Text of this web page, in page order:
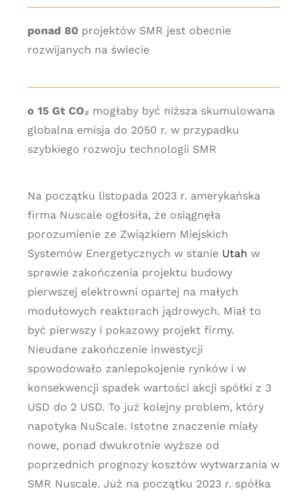
ponad 80projektów SMR jest obecnie
rozwijanych na świecie
o 15 Gt CO₂ mogłaby być niższa skumulowana
globalna emisja do 2050 r. w przypadku
szybkiego rozwoju technologii SMR
Na początku listopada 2023 r. amerykańska
firma Nuscale ogłosiła, że osiągnęła
porozumienie ze Związkiem Miejskich
Systemów Energetycznych w stanie Utah w
sprawie zakończenia projektu budowy
pierwszej elektrowni opartej na małych
modułowych reaktorach jądrowych. Miał to
być pierwszy i pokazowy projekt firmy.
Nieudane zakończenie inwestycji
spowodowało zaniepokojenie rynków i w
konsekwencji spadek wartości akcji spółki z 3
USD do 2 USD. To już kolejny problem, który
napotyka NuScale. Istotne znaczenie miały
nowe, ponad dwukrotnie wyższe od
poprzednich prognozy kosztów wytwarzania w
SMR Nuscale. Już na początku 2023 r. spółka